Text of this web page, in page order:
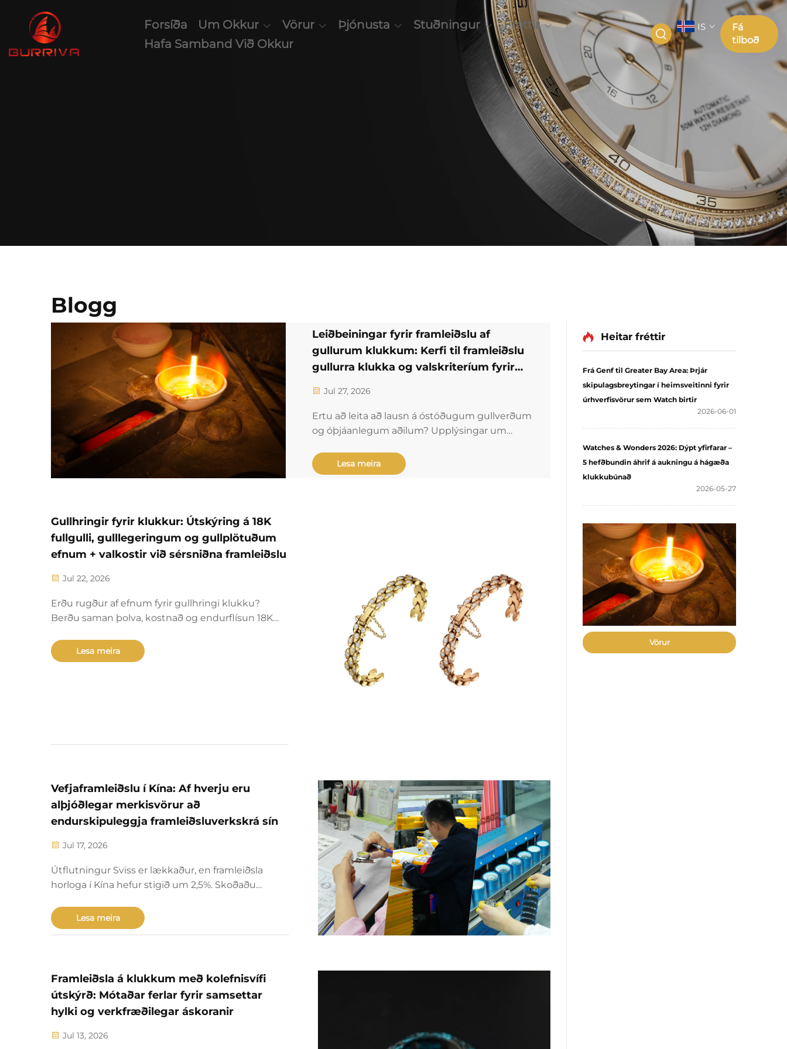
Forsíða Um Okkur Vörur Þjónusta Stuðningur
Fréttir
Hafa Samband Við Okkur
IS
Fá
tilboð
Blogg
Leiðbeiningar fyrir framleiðslu af
gullurum klukkum: Kerfi til framleiðslu
gullurra klukka og valskriteríum fyrir
Jul 27, 2026
Ertu að leita að lausn á óstöðugum gullverðum
og óþjáanlegum aðilum? Upplýsingar um
dýrbarra málmetalaklukkna – með opinberum
verðum, staðfestingu á innihaldi og stjórn á
Lesa meira
Gullhringir fyrir klukkur: Útskýring á 18K
fullgulli, gulllegeringum og gullplötuðum
efnum + valkostir við sérsniðna framleiðslu
Jul 22, 2026
Erðu rugður af efnum fyrir gullhringi klukku?
Berðu saman þolva, kostnað og endurflísun 18K
Lærðu meira um sérsniðna framleiðslu fyrir
vörumerki.
Lesa meira
Vefjaframleiðslu í Kína: Af hverju eru
alþjóðlegar merkisvörur að
endurskipuleggja framleiðsluverkskrá sín
Jul 17, 2026
Útflutningur Sviss er lækkaður, en framleiðsla
horloga í Kína hefur stigið um 2,5%. Skoðaðu
Dongguan minnka leiðartíma um 40%, lægja
hlutfall viðskipta sem hafnað er vegna gæða (QC) í
Lesa meira
Framleiðsla á klukkum með kolefnisvífi
útskýrð: Mótaðar ferlar fyrir samsettar
hylki og verkfræðilegar áskoranir
Jul 13, 2026
Heitar fréttir
Frá Genf til Greater Bay Area: Þrjár
skipulagsbreytingar í heimsveitinni fyrir
úrhverfisvörur sem Watch birtir
2026-06-01
Watches & Wonders 2026: Dýpt yfirfarar –
5 hefðbundin áhrif á aukningu á hágæða
klukkubúnað
2026-05-27
Vörur